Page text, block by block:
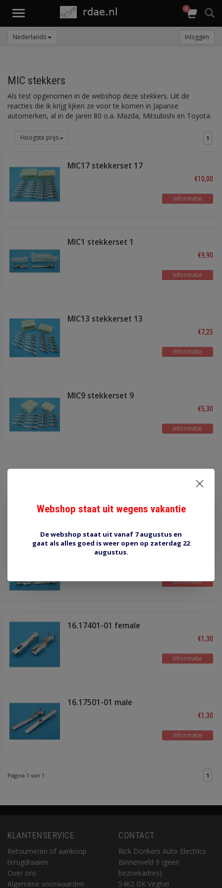
Toggle
0
Nederlands Inloggen
MIC stekkers
Als test opgenomen in de webshop deze stekkers. Uit de
reacties die ik krijg lijken ze voor te komen in Japanse
automerken, al in de jaren 80 o.a. Mazda, Mitsubishi en Toyota.
Hoogste prijs 1
MIC17 stekkerset 17
€10,00
Informatie
MIC1 stekkerset 1
€9,90
Informatie
MIC13 stekkerset 13
€7,25
Informatie
MIC9 stekkerset 9
€5,30
Informatie
MIC7 stekkerset 7
€4,30
Informatie
MIC5 stekkerset 5
Informatie
16.17401-01 female
€1,30
Informatie
16.17501-01 male
€1,30
Informatie
Pagina 1 van 1 1
KLANTENSERVICE
Retourneren of aankoop
terugdraaien
Over ons
Algemene voorwaarden
CONTACT
Rick Donkers Auto Electrics
Binnenveld 9 (geen
bezoekadres)
5462 GK Veghel
Webshop staat uit wegens vakantie
De webshop staat uit vanaf 7 augustus en
gaat als alles goed is weer open op zaterdag 22
augustus.